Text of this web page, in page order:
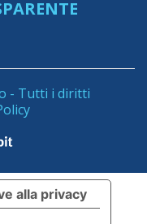
- Tutti i diritti
alla privacy